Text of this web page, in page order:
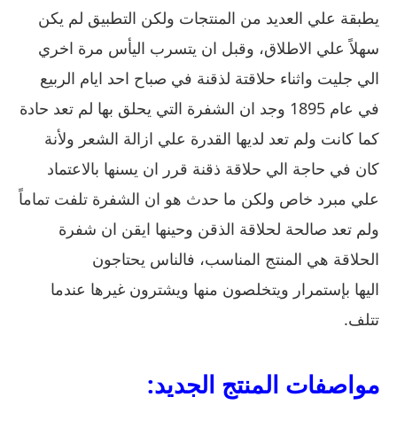
يطبقة علي العديد من المنتجات ولكن التطبيق لم يكن
سهلاً علي الاطلاق، وقبل ان يتسرب اليأس مرة اخري
الي جليت واثناء حلاقتة لذقنة في صباح احد ايام الربيع
في عام 1895 وجد ان الشفرة التي يحلق بها لم تعد حادة
كما كانت ولم تعد لديها القدرة علي ازالة الشعر ولأنة
كان في حاجة الي حلاقة ذقنة قرر ان يسنها بالاعتماد
علي مبرد خاص ولكن ما حدث هو ان الشفرة تلفت تماماً
ولم تعد صالحة لحلاقة الذقن وحينها ايقن ان شفرة
الحلاقة هي المنتج المناسب، فالناس يحتاجون
اليها بإستمرار ويتخلصون منها ويشترون غيرها عندما
تتلف.
مواصفات المنتج الجديد: